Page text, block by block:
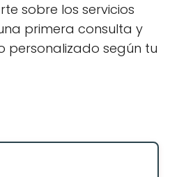
sobre los servicios
primera consulta y
personalizado según tu